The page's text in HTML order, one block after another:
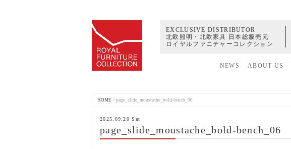
EXCLUSIVE DISTRIBUTOR
北欧照明・北欧家具 日本総販売元
ロイヤルファニチャーコレクション
NEWS ABOUT US
HOME > page_slide_moustache_bold-bench_06
2025.09.20 Sat
page_slide_moustache_bold-bench_06